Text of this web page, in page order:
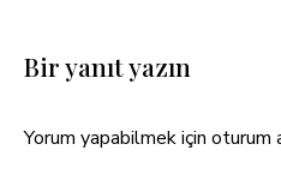
Bir yanıt yazın
Yorum yapabilmek için oturum